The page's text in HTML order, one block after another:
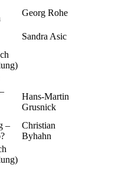
Georg Rohe
Sandra Asic
Hans-Martin
Grusnick
–
Christian
Byhahn